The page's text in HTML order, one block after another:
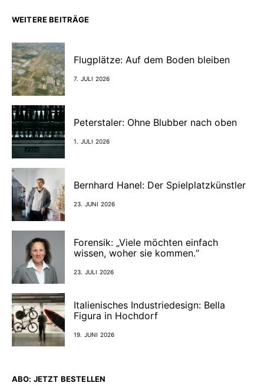
WEITERE BEITRÄGE
Flugplätze: Auf dem Boden bleiben
7. JULI 2026
Peterstaler: Ohne Blubber nach oben
1. JULI 2026
Bernhard Hanel: Der Spielplatzkünstler
23. JUNI 2026
Forensik: „Viele möchten einfach
wissen, woher sie kommen.“
23. JULI 2026
Italienisches Industriedesign: Bella
Figura in Hochdorf
19. JUNI 2026
ABO: JETZT BESTELLEN